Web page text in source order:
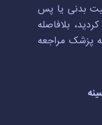
بدنی یا پس
بلافاصله
پزشک مراجعه